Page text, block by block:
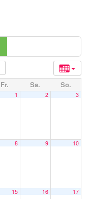
Fr. Sa. So.
1 2 3
8 9 10
15 16 17